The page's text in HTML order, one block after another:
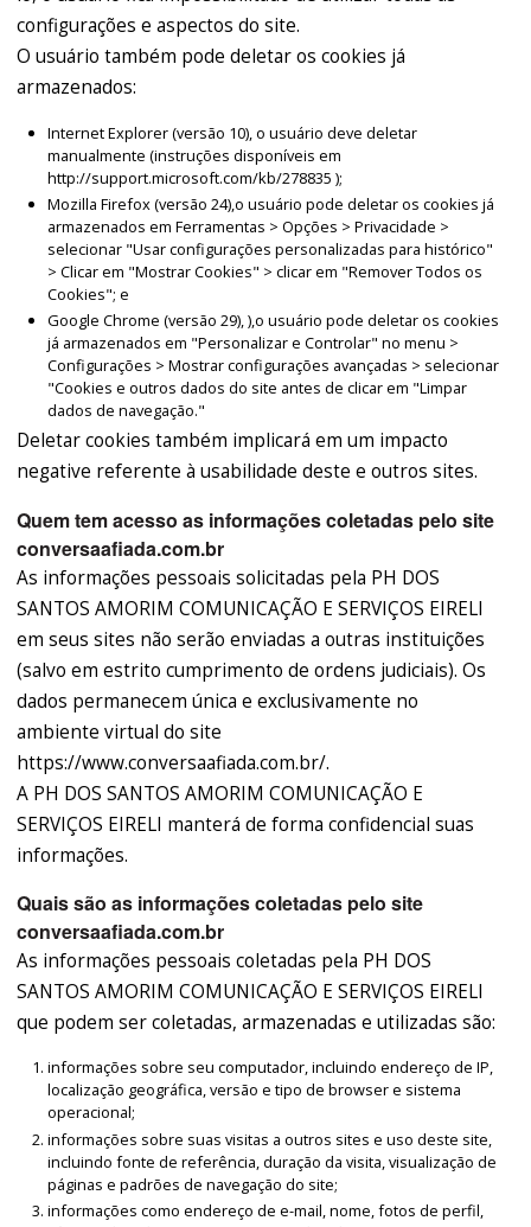
configurações e aspectos do site.
O usuário também pode deletar os cookies já
armazenados:
Internet Explorer (versão 10), o usuário deve deletar
manualmente (instruções disponíveis em
http://support.microsoft.com/kb/278835 );
Mozilla Firefox (versão 24),o usuário pode deletar os cookies já
armazenados em Ferramentas > Opções > Privacidade >
selecionar "Usar configurações personalizadas para histórico"
> Clicar em "Mostrar Cookies" > clicar em "Remover Todos os
Cookies"; e
Google Chrome (versão 29), ),o usuário pode deletar os cookies
já armazenados em "Personalizar e Controlar" no menu >
Configurações > Mostrar configurações avançadas > selecionar
"Cookies e outros dados do site antes de clicar em "Limpar
dados de navegação."
Deletar cookies também implicará em um impacto
negative referente à usabilidade deste e outros sites.
Quem tem acesso as informações coletadas pelo site
conversaafiada.com.br
As informações pessoais solicitadas pela PH DOS
SANTOS AMORIM COMUNICAÇÃO E SERVIÇOS EIRELI
em seus sites não serão enviadas a outras instituições
(salvo em estrito cumprimento de ordens judiciais). Os
dados permanecem única e exclusivamente no
ambiente virtual do site
https://www.conversaafiada.com.br/.
A PH DOS SANTOS AMORIM COMUNICAÇÃO E
SERVIÇOS EIRELI manterá de forma confidencial suas
informações.
Quais são as informações coletadas pelo site
conversaafiada.com.br
As informações pessoais coletadas pela PH DOS
SANTOS AMORIM COMUNICAÇÃO E SERVIÇOS EIRELI
que podem ser coletadas, armazenadas e utilizadas são:
informações sobre seu computador, incluindo endereço de IP,
localização geográfica, versão e tipo de browser e sistema
operacional;
informações sobre suas visitas a outros sites e uso deste site,
incluindo fonte de referência, duração da visita, visualização de
páginas e padrões de navegação do site;
informações como endereço de e-mail, nome, fotos de perfil,